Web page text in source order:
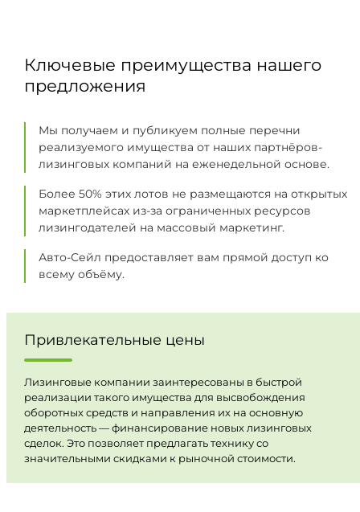
Ключевые преимущества нашего
предложения
Мы получаем и публикуем полные перечни
реализуемого имущества от наших партнёров-
лизинговых компаний на еженедельной основе.
Более 50% этих лотов не размещаются на открытых
маркетплейсах из-за ограниченных ресурсов
лизингодателей на массовый маркетинг.
Авто-Сейл предоставляет вам прямой доступ ко
всему объёму.
Привлекательные цены
Лизинговые компании заинтересованы в быстрой
реализации такого имущества для высвобождения
оборотных средств и направления их на основную
деятельность — финансирование новых лизинговых
сделок. Это позволяет предлагать технику со
значительными скидками к рыночной стоимости.